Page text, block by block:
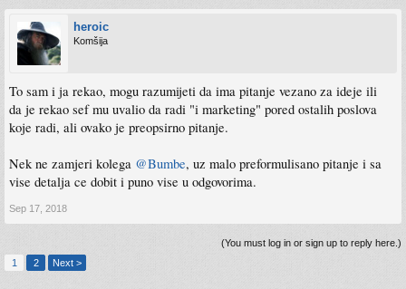
heroic
Komšija
To sam i ja rekao, mogu razumijeti da ima pitanje vezano za ideje ili
da je rekao sef mu uvalio da radi "i marketing" pored ostalih poslova
koje radi, ali ovako je preopsirno pitanje.
Nek ne zamjeri kolega @Bumbe, uz malo preformulisano pitanje i sa
vise detalja ce dobit i puno vise u odgovorima.
Sep 17, 2018
(You must log in or sign up to reply here.)
1
2 Next >